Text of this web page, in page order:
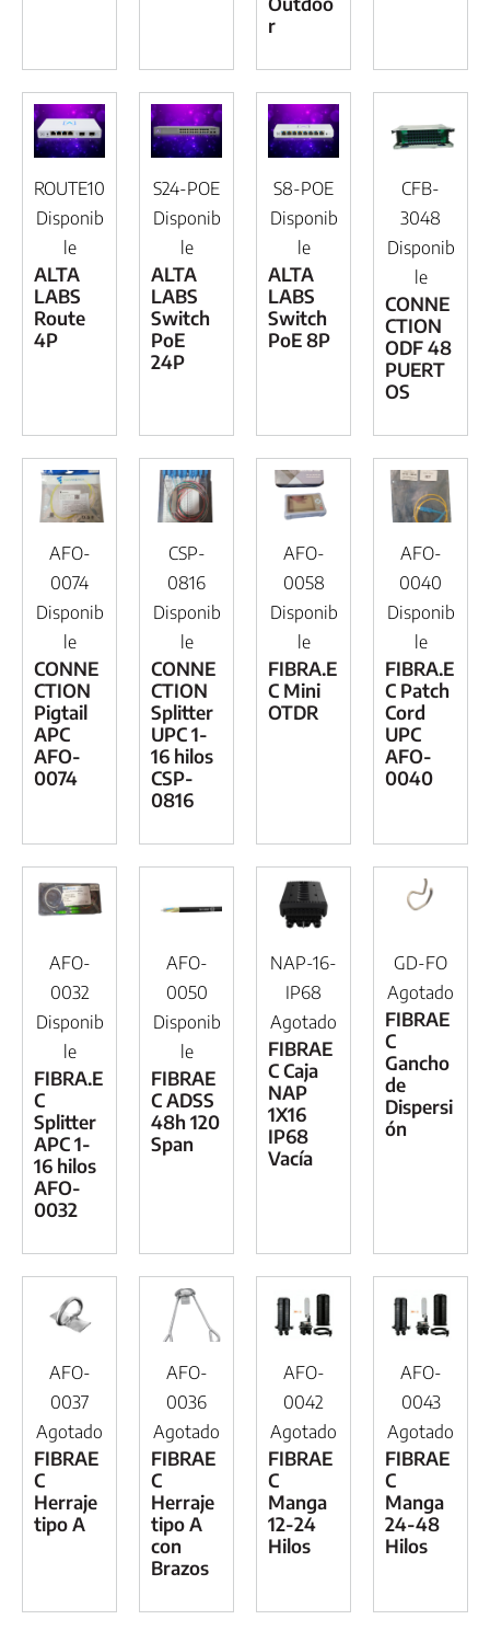
r
ROUTE10
Disponib
le
ALTA
LABS
Route
4P
S24-POE
Disponib
le
ALTA
LABS
Switch
PoE
24P
S8-POE
Disponib
le
ALTA
LABS
Switch
PoE 8P
CFB-
3048
Disponib
le
CONNE
CTION
ODF 48
PUERT
OS
AFO-
0074
Disponib
le
CONNE
CTION
Pigtail
APC
AFO-
0074
CSP-
0816
Disponib
le
CONNE
CTION
Splitter
UPC 1-
16 hilos
CSP-
0816
AFO-
0058
Disponib
le
FIBRA.E
C Mini
OTDR
AFO-
0040
Disponib
le
FIBRA.E
C Patch
Cord
UPC
AFO-
0040
AFO-
0032
Disponib
le
FIBRA.E
C
Splitter
APC 1-
16 hilos
AFO-
0032
AFO-
0050
Disponib
le
FIBRAE
C ADSS
48h 120
Span
NAP-16-
IP68
Agotado
FIBRAE
C Caja
NAP
1X16
IP68
Vacía
GD-FO
Agotado
FIBRAE
C
Gancho
de
Dispersi
ón
AFO-
0037
Agotado
FIBRAE
C
Herraje
tipo A
AFO-
0036
Agotado
FIBRAE
C
Herraje
tipo A
con
Brazos
AFO-
0042
Agotado
FIBRAE
C
Manga
12-24
Hilos
AFO-
0043
Agotado
FIBRAE
C
Manga
24-48
Hilos